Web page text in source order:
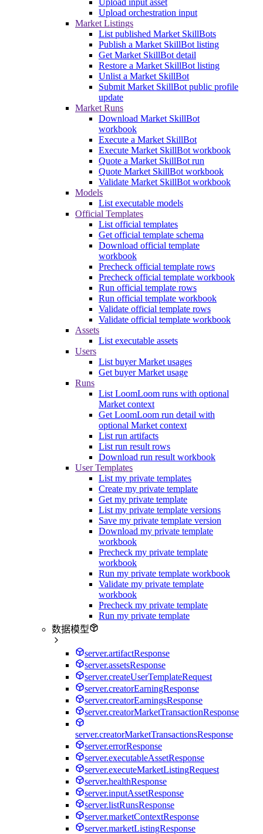
Upload orchestration input
Market Listings
List published Market SkillBots
Publish a Market SkillBot listing
Get Market SkillBot detail
Restore a Market SkillBot listing
Unlist a Market SkillBot
Submit Market SkillBot public profile
update
Market Runs
Download Market SkillBot
workbook
Execute a Market SkillBot
Execute Market SkillBot workbook
Quote a Market SkillBot run
Quote Market SkillBot workbook
Validate Market SkillBot workbook
Models
List executable models
Official Templates
List official templates
Get official template schema
Download official template
workbook
Precheck official template rows
Precheck official template workbook
Run official template rows
Run official template workbook
Validate official template rows
Validate official template workbook
Assets
List executable assets
Users
List buyer Market usages
Get buyer Market usage
Runs
List LoomLoom runs with optional
Market context
Get LoomLoom run detail with
optional Market context
List run artifacts
List run result rows
Download run result workbook
User Templates
List my private templates
Create my private template
Get my private template
List my private template versions
Save my private template version
Download my private template
workbook
Precheck my private template
workbook
Run my private template workbook
Validate my private template
workbook
Precheck my private template
Run my private template
数据模型
server.artifactResponse
server.assetsResponse
server.createUserTemplateRequest
server.creatorEarningResponse
server.creatorEarningsResponse
server.creatorMarketTransactionResponse
server.creatorMarketTransactionsResponse
server.errorResponse
server.executableAssetResponse
server.executeMarketListingRequest
server.healthResponse
server.inputAssetResponse
server.listRunsResponse
server.marketContextResponse
server.marketListingResponse